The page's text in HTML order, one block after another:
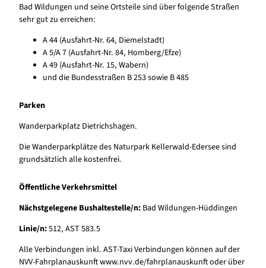
Bad Wildungen und seine Ortsteile sind über folgende Straßen
sehr gut zu erreichen:
A 44 (Ausfahrt-Nr. 64, Diemelstadt)
A 5/A 7 (Ausfahrt-Nr. 84, Homberg/Efze)
A 49 (Ausfahrt-Nr. 15, Wabern)
und die Bundesstraßen B 253 sowie B 485
Parken
Wanderparkplatz Dietrichshagen.
Die Wanderparkplätze des Naturpark Kellerwald-Edersee sind
grundsätzlich alle kostenfrei.
Öffentliche Verkehrsmittel
Nächstgelegene Bushaltestelle/n: Bad Wildungen-Hüddingen
Linie/n:512, AST 583.5
Alle Verbindungen inkl. AST-Taxi Verbindungen können auf der
NVV-Fahrplanauskunft www.nvv.de/fahrplanauskunft oder über